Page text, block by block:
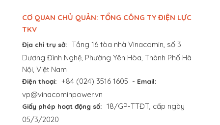
CƠ QUAN CHỦ QUẢN: TỔNG CÔNG TY ĐIỆN LỰC
TKV
Địa chỉ trụ sở: Tầng 16 tòa nhà Vinacomin, số 3
Dương Đình Nghệ, Phường Yên Hòa, Thành Phố Hà
Nội, Việt Nam
Điện thoại: +84 (024) 3516 1605 - Email:
vp@vinacominpower.vn
Giấy phép hoạt động số: 18/GP-TTĐT, cấp ngày
05/3/2020